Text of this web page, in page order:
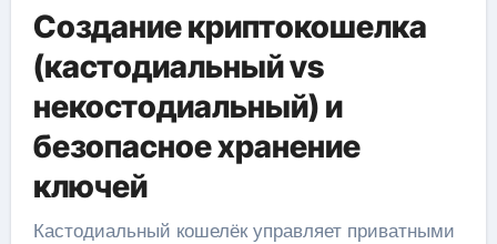
Создание криптокошелка
(кастодиальный vs
некостодиальный) и
безопасное хранение
ключей
Кастодиальный кошелёк управляет приватными